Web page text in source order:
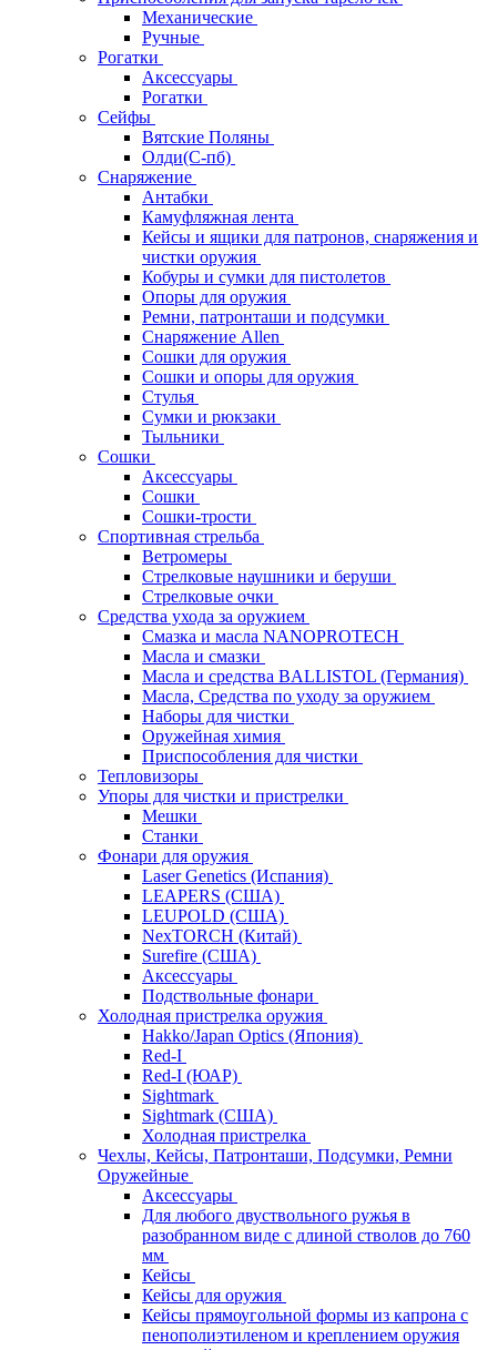
Механические
Ручные
Рогатки
Аксессуары
Рогатки
Сейфы
Вятские Поляны
Олди(С-пб)
Снаряжение
Антабки
Камуфляжная лента
Кейсы и ящики для патронов, снаряжения и
чистки оружия
Кобуры и сумки для пистолетов
Опоры для оружия
Ремни, патронташи и подсумки
Снаряжение Allen
Сошки для оружия
Сошки и опоры для оружия
Стулья
Сумки и рюкзаки
Тыльники
Сошки
Аксессуары
Сошки
Сошки-трости
Спортивная стрельба
Ветромеры
Стрелковые наушники и беруши
Стрелковые очки
Средства ухода за оружием
Смазка и масла NANOPROTECH
Масла и смазки
Масла и средства BALLISTOL (Германия)
Масла, Средства по уходу за оружием
Наборы для чистки
Оружейная химия
Приспособления для чистки
Тепловизоры
Упоры для чистки и пристрелки
Мешки
Станки
Фонари для оружия
Laser Genetics (Испания)
LEAPERS (США)
LEUPOLD (США)
NexTORCH (Китай)
Surefire (США)
Аксессуары
Подствольные фонари
Холодная пристрелка оружия
Hakko/Japan Optics (Япония)
Red-I
Red-I (ЮАР)
Sightmark
Sightmark (США)
Холодная пристрелка
Чехлы, Кейсы, Патронташи, Подсумки, Ремни
Оружейные
Аксессуары
Для любого двуствольного ружья в
разобранном виде с длиной стволов до 760
мм
Кейсы
Кейсы для оружия
Кейсы прямоугольной формы из капрона с
пенополиэтиленом и креплением оружия